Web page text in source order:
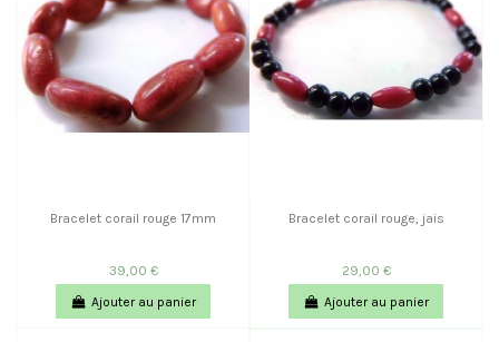
Bracelet corail rouge 17mm
39,00 €
Ajouter au panier
Bracelet corail rouge, jais
29,00 €
Ajouter au panier